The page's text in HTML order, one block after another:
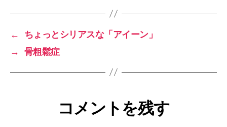
←
ちょっとシリアスな「アイーン」
→
骨粗鬆症
コメントを残す